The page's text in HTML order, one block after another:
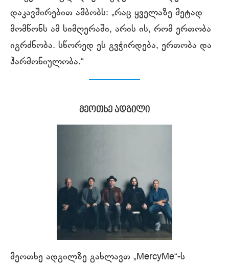
დაკავშირებით ამბობს: „რაც ყველაზე მეტად
მომწონს ამ სიმღერაში, არის ის, რომ ერთობა
იგრძნობა. სწორედ ეს გვჭირდება, ერთობა და
ჰარმონიულობა.“
მეოთხე ადგილი
მეოთხე ადგილზე გახლავთ „MercyMe“-ს